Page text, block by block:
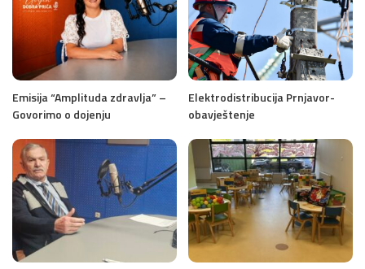
Emisija “Amplituda zdravlja” –
Govorimo o dojenju
Elektrodistribucija Prnjavor-
obavještenje